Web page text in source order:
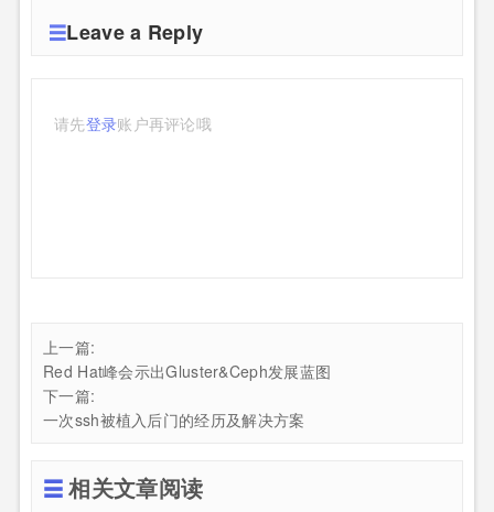
Leave a Reply
请先登录账户再评论哦
上一篇:
Red Hat峰会示出Gluster&Ceph发展蓝图
下一篇:
一次ssh被植入后门的经历及解决方案
相关文章阅读